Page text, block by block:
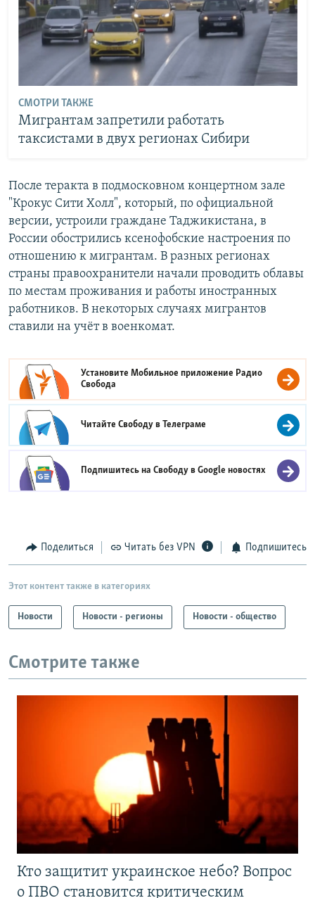
СМОТРИ ТАКЖЕ
Мигрантам запретили работать
таксистами в двух регионах Сибири
После теракта в подмосковном концертном зале
"Крокус Сити Холл", который, по официальной
версии, устроили граждане Таджикистана, в
России обострились ксенофобские настроения по
отношению к мигрантам. В разных регионах
страны правоохранители начали проводить облавы
по местам проживания и работы иностранных
работников. В некоторых случаях мигрантов
ставили на учёт в военкомат.
Установите Мобильное приложение Радио
Свобода
Читайте Свободу вТелеграме
Подпишитесь на Свободу вGoogle новостях
Поделиться Читать без VPN Подпишитесь
Этот контент также в категориях
Новости Новости - регионы Новости - общество
Смотрите также
Кто защитит украинское небо? Вопрос
о ПВО становится критическим